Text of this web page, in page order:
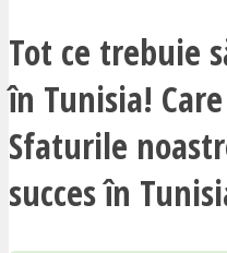
Tot ce trebuie
în Tunisia!
Sfaturile
succes în